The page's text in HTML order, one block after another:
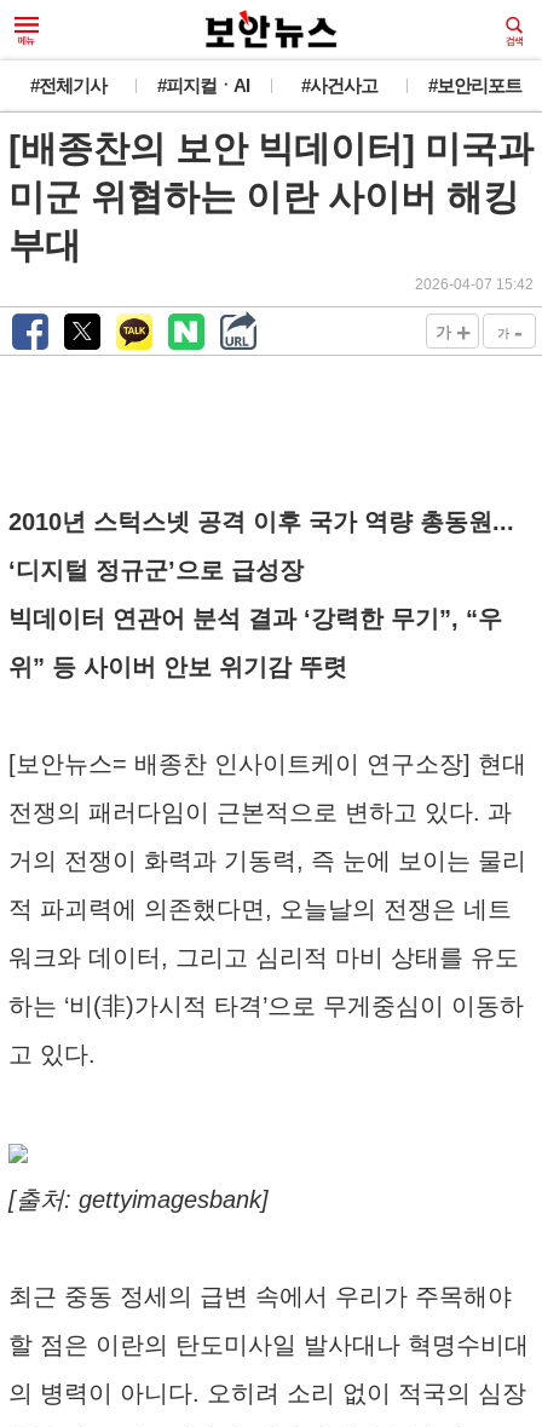
#전체기사 #피지컬ㆍAI #사건사고 #보안리포트
[배종찬의 보안 빅데이터] 미국과
미군 위협하는 이란 사이버 해킹
부대
2026-04-07 15:42
가 + 가 -
2010년 스턱스넷 공격 이후 국가 역량 총동원...
‘디지털 정규군’으로 급성장
빅데이터 연관어 분석 결과 ‘강력한 무기”, “우
위” 등 사이버 안보 위기감 뚜렷
[보안뉴스= 배종찬 인사이트케이 연구소장] 현대
전쟁의 패러다임이 근본적으로 변하고 있다. 과
거의 전쟁이 화력과 기동력, 즉 눈에 보이는 물리
적 파괴력에 의존했다면, 오늘날의 전쟁은 네트
워크와 데이터, 그리고 심리적 마비 상태를 유도
하는 ‘비(非)가시적 타격’으로 무게중심이 이동하
고 있다.
[출처: gettyimagesbank]
최근 중동 정세의 급변 속에서 우리가 주목해야
할 점은 이란의 탄도미사일 발사대나 혁명수비대
의 병력이 아니다. 오히려 소리 없이 적국의 심장